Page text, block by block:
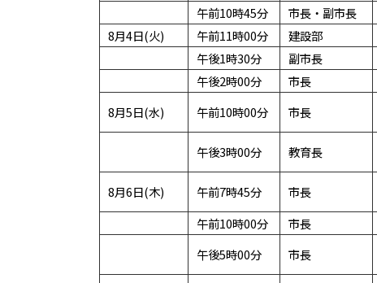
午前10時45分
市長・副市長
8月4日(火)
午前11時00分 建設部
午後1時30分
副市長
午後2時00分
市長
8月5日(水)
午前10時00分 市長
午後3時00分
教育長
8月6日(木)
午前7時45分 市長
午前10時00分
市長
午後5時00分
市長